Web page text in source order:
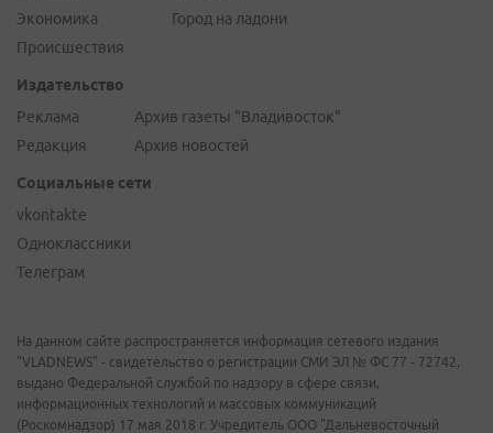
Экономика
Происшествия
Город на ладони
Издательство
Реклама
Редакция
Архив газеты "Владивосток"
Архив новостей
Социальные сети
vkontakte
Одноклассники
Телеграм
На данном сайте распространяется информация сетевого издания
"VLADNEWS" - свидетельство о регистрации СМИ ЭЛ № ФС 77 - 72742,
выдано Федеральной службой по надзору в сфере связи,
информационных технологий и массовых коммуникаций
(Роскомнадзор) 17 мая 2018 г. Учредитель ООО "Дальневосточный